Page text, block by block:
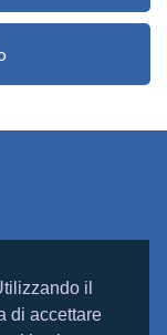
il
di accettare